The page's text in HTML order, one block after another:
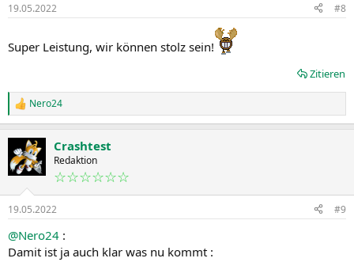
e
19.05.2022 #8
Super Leistung, wir können stolz sein!
Zitieren
R
e
k
t
i
n
e
n
:
Nero24
Crashtest
Redaktion
☆☆☆☆☆☆
19.05.2022 #9
@Nero24 :
Damit ist ja auch klar was nu kommt :